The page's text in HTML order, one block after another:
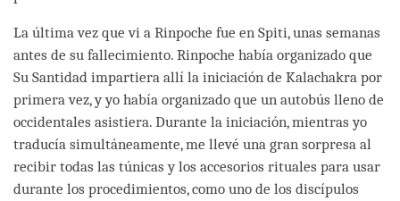
La última vez que vi a Rinpoche fue en Spiti, unas semanas
antes de su fallecimiento. Rinpoche había organizado que
Su Santidad impartiera allí la iniciación de Kalachakra por
primera vez, y yo había organizado que un autobús lleno de
occidentales asistiera. Durante la iniciación, mientras yo
traducía simultáneamente, me llevé una gran sorpresa al
recibir todas las túnicas y los accesorios rituales para usar
durante los procedimientos, como uno de los discípulos